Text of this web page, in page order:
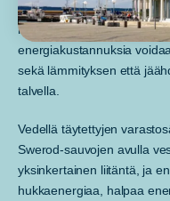
Swerod on yhteistyössä
rakennusten energian
energiakustannuksia
sekä lämmityksen että
talvella.
Vedellä täytettyjen
Swerod-sauvojen avulla
yksinkertainen liitäntä, ja
hukkaenergiaa, halpaa